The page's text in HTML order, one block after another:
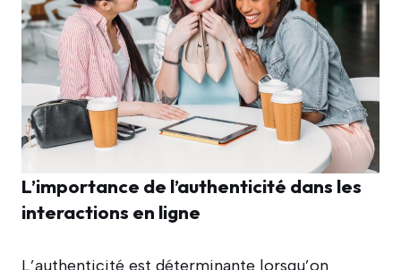
L’importance de l’authenticité dans les
interactions en ligne
L’authenticité est déterminante lorsqu’on